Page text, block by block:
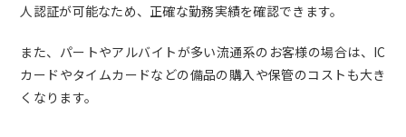
人認証が可能なため、正確な勤務実績を確認できます。
また、パートやアルバイトが多い流通系のお客様の場合は、IC
カードやタイムカードなどの備品の購入や保管のコストも大き
くなります。